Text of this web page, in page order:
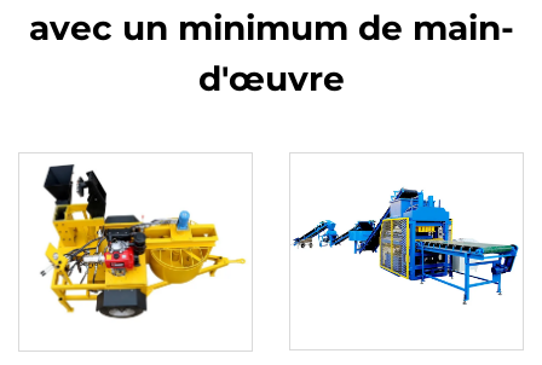
avec un minimum de main-
d'œuvre